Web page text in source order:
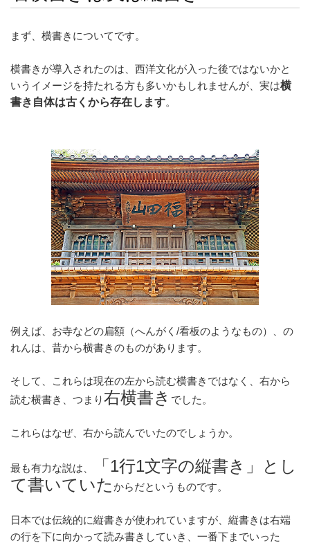
まず、横書きについてです。
横書きが導入されたのは、西洋文化が入った後ではないかと
いうイメージを持たれる方も多いかもしれませんが、実は横
書き自体は古くから存在します。
例えば、お寺などの扁額（へんがく/看板のようなもの）、の
れんは、昔から横書きのものがあります。
そして、これらは現在の左から読む横書きではなく、右から
読む横書き、つまり右横書き でした。
これらはなぜ、右から読んでいたのでしょうか。
最も有力な説は、
「1行1文字の縦書き」とし
て書いていた からだというものです。
日本では伝統的に縦書きが使われていますが、縦書きは右端
の行を下に向かって読み書きしていき、一番下までいった